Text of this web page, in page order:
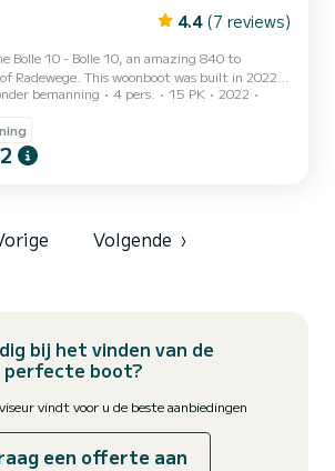
4.4 (7 reviews)
Bolle 10 - Bolle 10, an amazing 840 to
Radewege. This woonboot was built in 2022
and performance at sea. The woonboot
15 horsepower. The 2 cabins can
cruising. Dit 840 is uitgerust
uitrusting:
bemanning 4 pers. 15 PK
2022
Volgende ›
bij het vinden van de
perfecte boot?
vindt voor u de beste aanbiedingen
een offerte aan